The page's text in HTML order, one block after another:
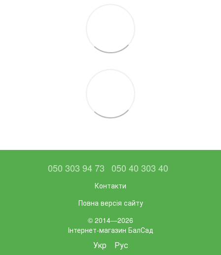
050 303 94 73 050 40 303 40
Контакти
Повна версія сайту
© 2014—2026
Інтернет-магазин БалСад
Укр Рус